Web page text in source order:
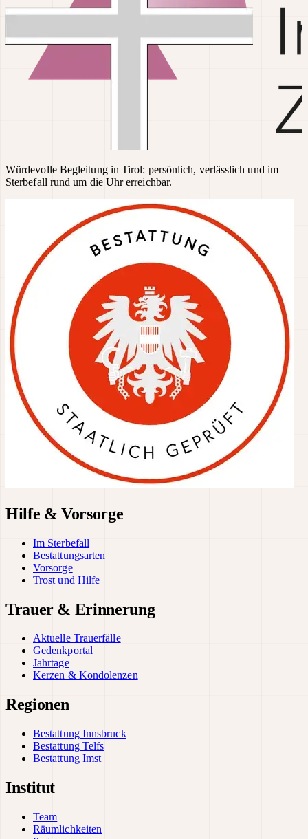
Würdevolle Begleitung in Tirol: persönlich, verlässlich und im
Sterbefall rund um die Uhr erreichbar.
Hilfe & Vorsorge
Im Sterbefall
Bestattungsarten
Vorsorge
Trost und Hilfe
Trauer & Erinnerung
Aktuelle Trauerfälle
Gedenkportal
Jahrtage
Kerzen & Kondolenzen
Regionen
Bestattung Innsbruck
Bestattung Telfs
Bestattung Imst
Institut
Team
Räumlichkeiten